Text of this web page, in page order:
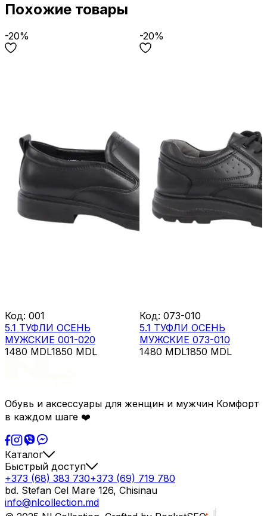
Похожие товары
-20%
Код: 001
5.1 ТУФЛИ ОСЕНЬ
МУЖСКИЕ 001-020
1480 MDL1850 MDL
-20%
Код: 073-010
5.1 ТУФЛИ ОСЕНЬ
МУЖСКИЕ 073-010
1480 MDL1850 MDL
Обувь и аксессуары для женщин и мужчин Комфорт
в каждом шаге ❤️
Каталог
Быстрый доступ
+373 (68) 383 730+373 (69) 719 780
bd. Stefan Cel Mare 126, Chisinau
info@nlcollection.md